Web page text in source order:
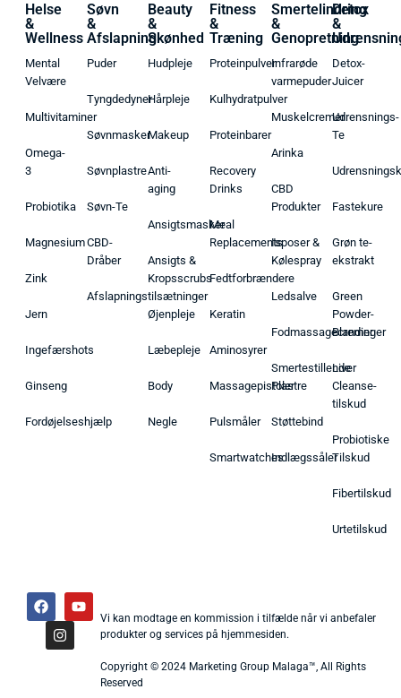
Helse
&
Wellness
Mental
Velvære
Multivitaminer
Omega-
3
Probiotika
Magnesium
Zink
Jern
Ingefærshots
Ginseng
Fordøjelseshjælp
Søvn
&
Afslapning
Puder
Tyngdedyner
Søvnmasker
Søvnplastre
Søvn-Te
CBD-
Dråber
Afslapningstilsætninger
Beauty
&
Skønhed
Hudpleje
Hårpleje
Makeup
Anti-
aging
Ansigtsmasker
Ansigts &
Kropsscrubs
Øjenpleje
Læbepleje
Body
Negle
Fitness
&
Træning
Proteinpulver
Kulhydratpulver
Proteinbarer
Recovery
Drinks
Meal
Replacements
Fedtforbrændere
Keratin
Aminosyrer
Massagepistoler
Pulsmåler
Smartwatches
Smertelindring
&
Genopretning
Infrarøde
varmepuder
Muskelcremer
Arinka
CBD
Produkter
Isposer &
Kølespray
Ledsalve
Fodmassagecremer
Smertestillende
Plastre
Støttebind
Indlægssåler
Detox
&
Detox-
Juicer
Udrensnings-
Te
Fastekure
Grøn te-
ekstrakt
Green
Powder-
Blandinger
Liver
Cleanse-
tilskud
Probiotiske
Tilskud
Fibertilskud
Urtetilskud
Vi kan modtage en kommission i tilfælde når vi anbefaler
produkter og services på hjemmesiden.
Copyright © 2024 Marketing Group Malaga™, All Rights
Reserved